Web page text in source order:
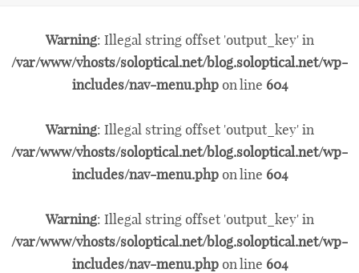
Warning: Illegal string offset 'output_key' in
/var/www/vhosts/soloptical.net/blog.soloptical.net/wp-
includes/nav-menu.phpon line 604
Warning: Illegal string offset 'output_key' in
/var/www/vhosts/soloptical.net/blog.soloptical.net/wp-
includes/nav-menu.phpon line 604
Warning: Illegal string offset 'output_key' in
/var/www/vhosts/soloptical.net/blog.soloptical.net/wp-
includes/nav-menu.phpon line 604